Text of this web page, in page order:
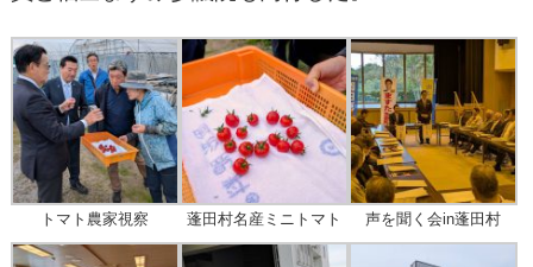
トマト農家視察 蓬田村名産ミニトマト 声を聞く会in蓬田村